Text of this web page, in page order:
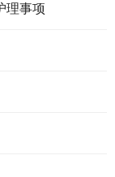
理事项